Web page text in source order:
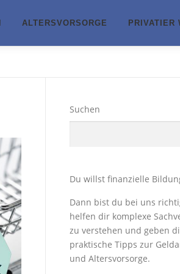
ALTERSVORSORGE PRIVATIER
Suchen
Du willst finanzielle
Dann bist du bei uns
helfen dir komplexe
zu verstehen und geben
praktische Tipps zur
und Altersvorsorge.